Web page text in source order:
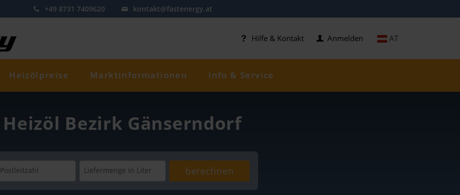
+49 8731 7409620 kontakt@fastenergy.at
AT
Hilfe & Kontakt Anmelden
Heizölpreise Marktinformationen Info & Service
Heizöl Bezirk Gänserndorf
Postleitzahl Liefermenge in Liter berechnen